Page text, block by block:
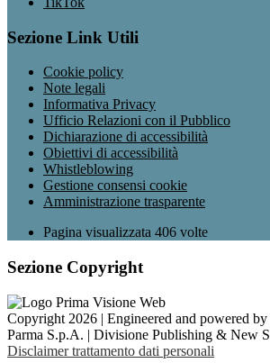
Sezione Link Utili
Cookie policy
Note legali
Informativa Privacy
Ufficio Relazioni con il Pubblico
Dichiarazione di accessibilità
Obiettivi di accessibilità
Whistleblowing
Gestione consensi cookie
Amministrazione trasparente
Pagina visualizzata 406 volte
Sezione Copyright
Copyright 2026 | Engineered and powered
Parma S.p.A. | Divisione Publishing & New
Disclaimer trattamento dati personali